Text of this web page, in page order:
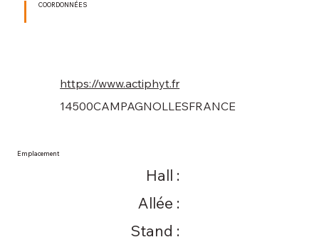
COORDONNÉES
https://www.actiphyt.fr
14500CAMPAGNOLLESFRANCE
Hall :
Allée :
Stand :
Emplacement